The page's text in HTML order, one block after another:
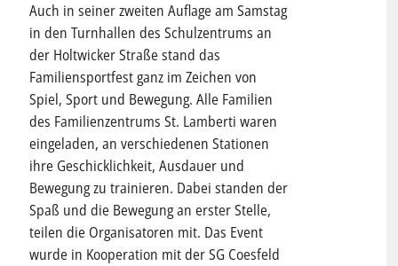
Auch in seiner zweiten Auflage am Samstag
in den Turnhallen des Schulzentrums an
der Holtwicker Straße stand das
Familiensportfest ganz im Zeichen von
Spiel, Sport und Bewegung. Alle Familien
des Familienzentrums St. Lamberti waren
eingeladen, an verschiedenen Stationen
ihre Geschicklichkeit, Ausdauer und
Bewegung zu trainieren. Dabei standen der
Spaß und die Bewegung an erster Stelle,
teilen die Organisatoren mit. Das Event
wurde in Kooperation mit der SG Coesfeld